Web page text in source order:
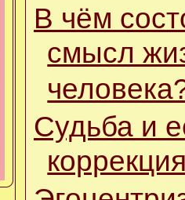
В чём
смысл
Судьба и